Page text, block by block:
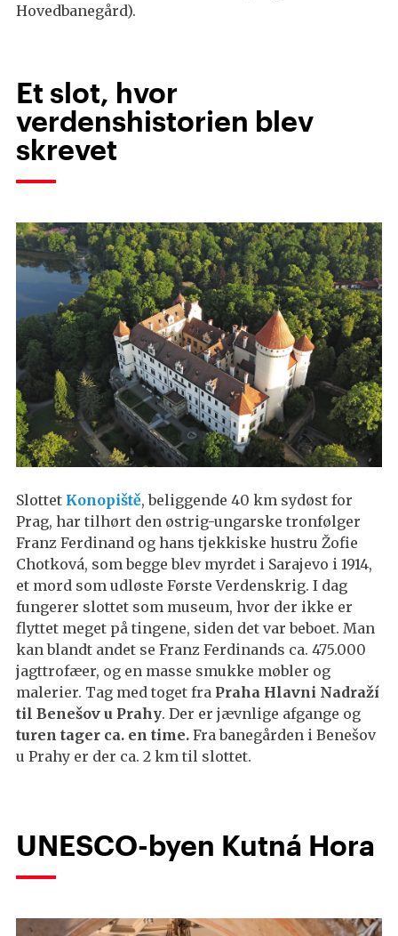
Hovedbanegård).
Et slot, hvor
verdenshistorien blev
skrevet
Slottet Konopiště, beliggende 40 km sydøst for
Prag, har tilhørt den østrig-ungarske tronfølger
Franz Ferdinand og hans tjekkiske hustru Žofie
Chotková, som begge blev myrdet i Sarajevo i 1914,
et mord som udløste Første Verdenskrig. I dag
fungerer slottet som museum, hvor der ikke er
flyttet meget på tingene, siden det var beboet. Man
kan blandt andet se Franz Ferdinands ca. 475.000
jagttrofæer, og en masse smukke møbler og
malerier. Tag med toget fra Praha Hlavni Nadraží
til Benešov u Prahy. Der er jævnlige afgange og
turen tager ca. en time. Fra banegården i Benešov
u Prahy er der ca. 2 km til slottet.
UNESCO-byen Kutná Hora